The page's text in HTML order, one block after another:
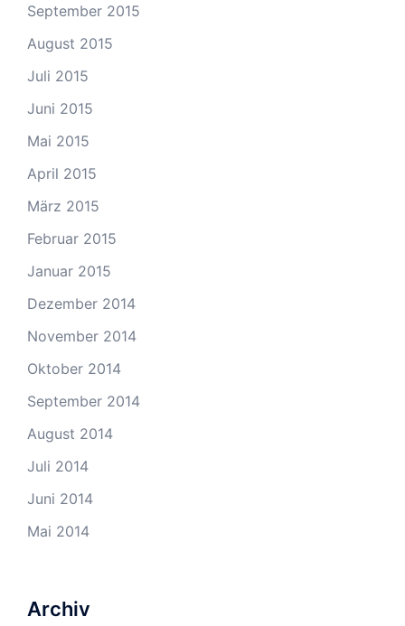
September 2015
August 2015
Juli 2015
Juni 2015
Mai 2015
April 2015
März 2015
Februar 2015
Januar 2015
Dezember 2014
November 2014
Oktober 2014
September 2014
August 2014
Juli 2014
Juni 2014
Mai 2014
Archiv